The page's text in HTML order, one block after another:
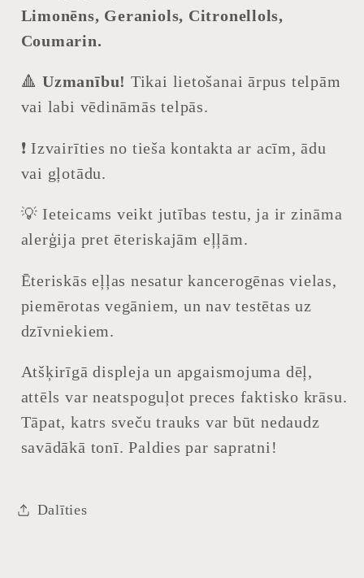
Limonēns, Geraniols, Citronellols,
Coumarin.
🔺Uzmanību! Tikai lietošanai ārpus telpām
vai labi vēdināmās telpās.
❗ Izvairīties no tieša kontakta ar acīm, ādu
vai gļotādu.
💡 Ieteicams veikt jutības testu, ja ir zināma
alerģija pret ēteriskajām eļļām.
Ēteriskās eļļas nesatur kancerogēnas vielas,
piemērotas vegāniem, un nav testētas uz
dzīvniekiem.
Atšķirīgā displeja un apgaismojuma dēļ,
attēls var neatspoguļot preces faktisko krāsu.
Tāpat, katrs sveču trauks var būt nedaudz
savādākā tonī. Paldies par sapratni!
Dalīties